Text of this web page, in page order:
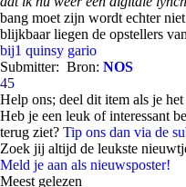
bang moet zijn wordt echter
blijkbaar liegen de opstellers
bij1 quinsy gario
Submitter: Bron: NOS
45
Help ons; deel dit item als je
Heb je een leuk of interessant
terug ziet? Tip ons dan via de
Zoek jij altijd de leukste
Meld je aan als nieuwsposter!
Meest gelezen